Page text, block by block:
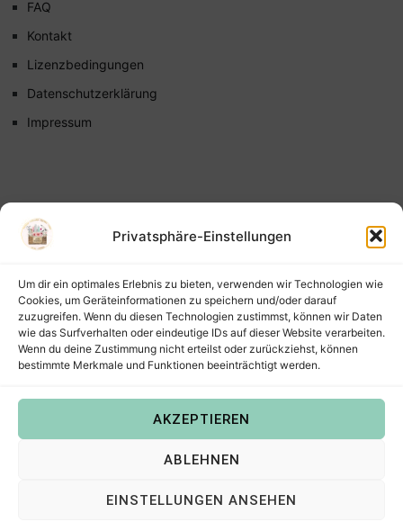
Privatsphäre-Einstellungen
Um dir ein optimales Erlebnis zu bieten, verwenden wir Technologien wie
Cookies, um Geräteinformationen zu speichern und/oder darauf
zuzugreifen. Wenn du diesen Technologien zustimmst, können wir Daten
wie das Surfverhalten oder eindeutige IDs auf dieser Website verarbeiten.
Wenn du deine Zustimmung nicht erteilst oder zurückziehst, können
bestimmte Merkmale und Funktionen beeinträchtigt werden.
AKZEPTIEREN
ABLEHNEN
EINSTELLUNGEN ANSEHEN
FAQ
Kontakt
Lizenzbedingungen
Datenschutzerklärung
Impressum
Copyright © 2022Steffis Kreativkiste – Plotterdateien,
Digistamps und Freebies in SVG, PNG, DXF, EPS & PDF